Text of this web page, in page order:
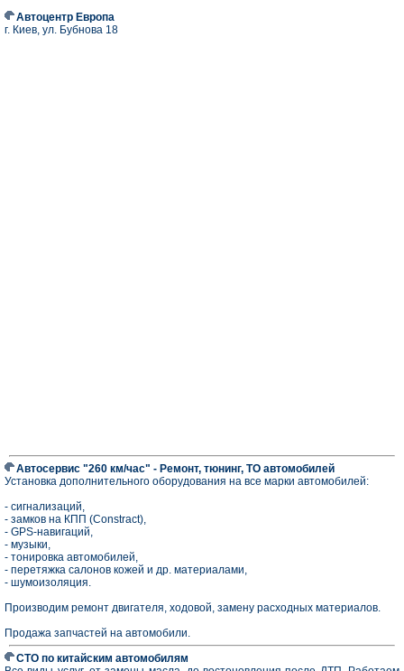
Автоцентр Европа
г. Киев, ул. Бубнова 18
Автосервис "260 км/час" - Ремонт, тюнинг, ТО автомобилей
Установка дополнительного оборудования на все марки автомобилей:
- сигнализаций,
- замков на КПП (Constract),
- GPS-навигаций,
- музыки,
- тонировка автомобилей,
- перетяжка салонов кожей и др. материалами,
- шумоизоляция.
Производим ремонт двигателя, ходовой, замену расходных материалов.
Продажа запчастей на автомобили.
СТО по китайским автомобилям